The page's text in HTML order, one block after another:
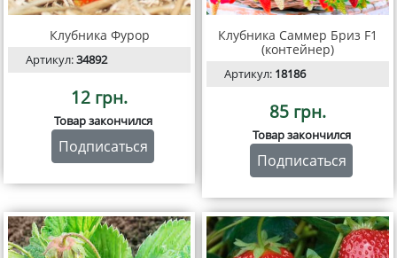
Клубника Фурор
Артикул:34892
12 грн.
Товар закончился
Подписаться
Клубника Саммер Бриз F1
(контейнер)
Артикул: 18186
85 грн.
Товар закончился
Подписаться